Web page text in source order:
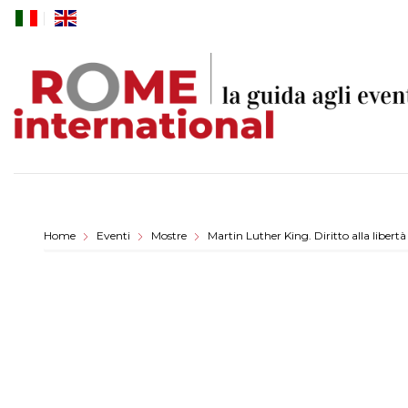
Skip
Home Eventi Mostre Martin Luther King. Diritto alla libertà